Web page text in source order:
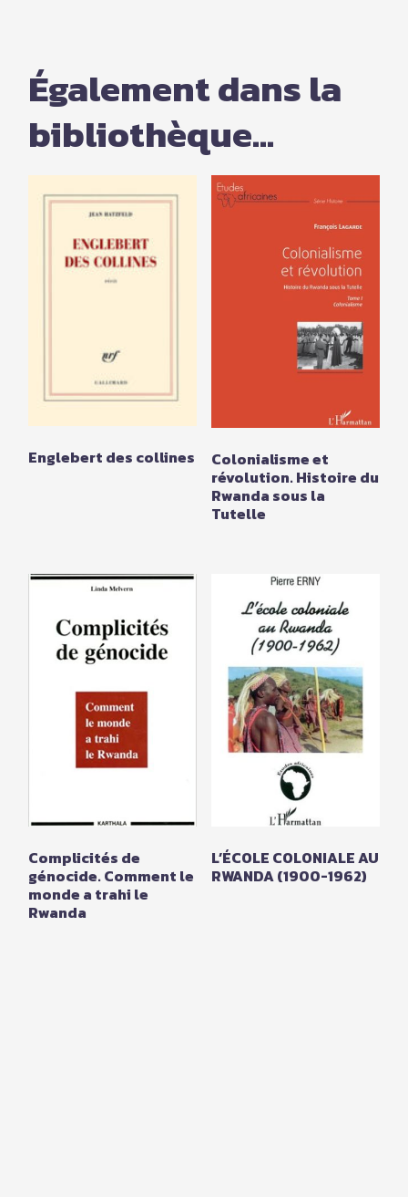
Également dans la
bibliothèque...
Englebert des collines
Colonialisme et
révolution. Histoire du
Rwanda sous la
Tutelle
Complicités de
génocide. Comment le
monde a trahi le
Rwanda
L’ÉCOLE COLONIALE AU
RWANDA (1900-1962)